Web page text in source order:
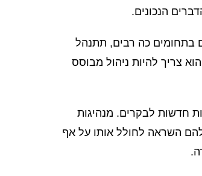
הנכונים.
בתחומים כה רבים, תתנהל
צריך להיות ניהול מבוסס
חדשות לבקרים. מנהיגות
השראה לחולל אותו על אף